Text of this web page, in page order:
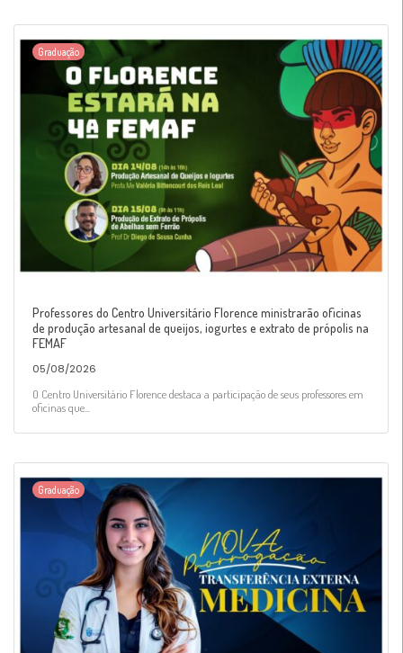
Graduação
Professores do Centro Universitário Florence ministrarão oficinas
de produção artesanal de queijos, iogurtes e extrato de própolis na
FEMAF
05/08/2026
O Centro Universitário Florence destaca a participação de seus professores em
oficinas que...
Graduação